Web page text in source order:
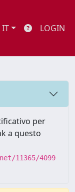
IT LOGIN
per
a questo
11365/4099